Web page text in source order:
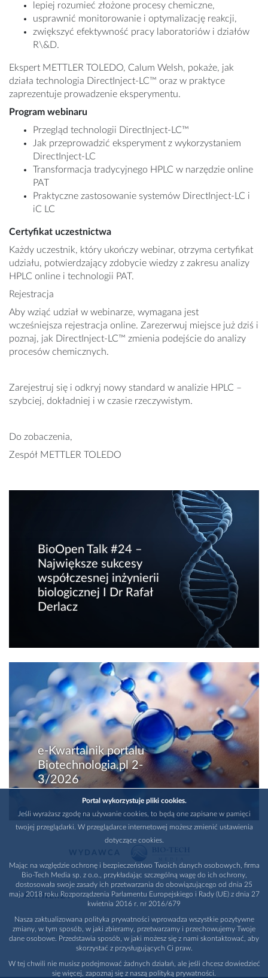
lepiej rozumieć złożone procesy chemiczne,
usprawnić monitorowanie i optymalizację reakcji,
zwiększyć efektywność pracy laboratoriów i działów
R\&D.
Ekspert METTLER TOLEDO, Calum Welsh, pokaże, jak
działa technologia DirectInject‑LC™ oraz w praktyce
zaprezentuje prowadzenie eksperymentu.
Program webinaru
Przegląd technologii DirectInject‑LC™
Jak przeprowadzić eksperyment z wykorzystaniem
DirectInject‑LC
Transformacja tradycyjnego HPLC w narzędzie online
PAT
Praktyczne zastosowanie systemów DirectInject‑LC i
iC LC
Certyfikat uczestnictwa
Każdy uczestnik, który ukończy webinar, otrzyma certyfikat
udziału, potwierdzający zdobycie wiedzy z zakresu analizy
HPLC online i technologii PAT.
Rejestracja
Aby wziąć udział w webinarze, wymagana jest
wcześniejsza rejestracja online. Zarezerwuj miejsce już dziś i
poznaj, jak DirectInject‑LC™ zmienia podejście do analizy
procesów chemicznych.
Zarejestruj się i odkryj nowy standard w analizie HPLC –
szybciej, dokładniej i w czasie rzeczywistym.
Do zobaczenia,
Zespół METTLER TOLEDO
BioOpen Talk #24 –
Największe sukcesy
współczesnej inżynierii
biologicznej I Dr Rafał
Derlacz
e-Kwartalnik portalu
Biotechnologia.pl 2-
3/2026
PARTNERZY
Portal wykorzystuje pliki cookies.
Jeśli wyrażasz zgodę na używanie cookies, to będą one zapisane w pamięci
twojej przeglądarki. W przeglądarce internetowej możesz zmienić ustawienia
dotyczące cookies.
Mając na względzie ochronę i bezpieczeństwo Twoich danych osobowych, firma
Bio-Tech Media sp. z o.o., przykładając szczególną wagę do ich ochrony,
dostosowała swoje zasady ich przetwarzania do obowiązującego od dnia 25
maja 2018 roku Rozporządzenia Parlamentu Europejskiego i Rady (UE) z dnia 27
kwietnia 2016 r. nr 2016/679
Nasza zaktualizowana polityka prywatności wprowadza wszystkie pozytywne
zmiany, w tym sposób, w jaki zbieramy, przetwarzamy i przechowujemy Twoje
dane osobowe. Przedstawia sposób, w jaki możesz się z nami skontaktować, aby
skorzystać z przysługujących Ci praw.
W tej chwili nie musisz podejmować żadnych działań, ale jeśli chcesz dowiedzieć
się więcej, zapoznaj się z naszą polityką prywatności.